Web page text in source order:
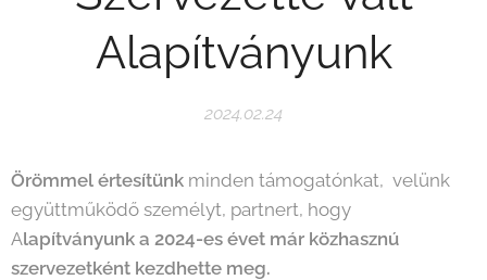
Alapítványunk
2024.02.24
Örömmel értesítünk minden támogatónkat, velünk
együttműködő személyt, partnert, hogy
Alapítványunk a 2024-es évet már közhasznú
szervezetként kezdhette meg.